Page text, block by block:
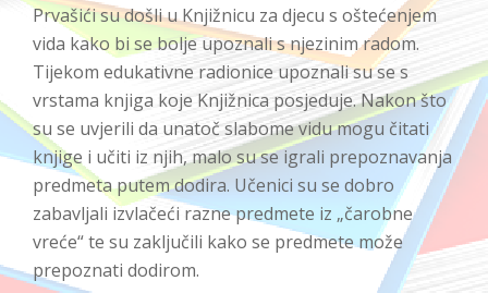
Prvašići su došli u Knjižnicu za djecu s oštećenjem
vida kako bi se bolje upoznali s njezinim radom.
Tijekom edukativne radionice upoznali su se s
vrstama knjiga koje Knjižnica posjeduje. Nakon što
su se uvjerili da unatoč slabome vidu mogu čitati
knjige i učiti iz njih, malo su se igrali prepoznavanja
predmeta putem dodira. Učenici su se dobro
zabavljali izvlačeći razne predmete iz „čarobne
vreće“ te su zaključili kako se predmete može
prepoznati dodirom.